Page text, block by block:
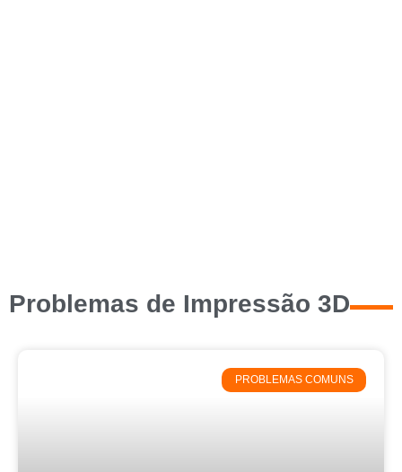
Problemas de Impressão 3D
PROBLEMAS COMUNS